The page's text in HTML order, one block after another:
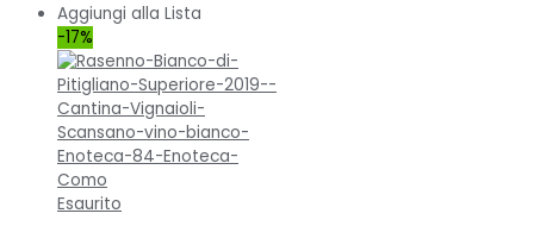
Aggiungi alla Lista
-17%
Esaurito